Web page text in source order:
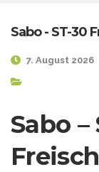
Sabo - ST-30
7. August 2026
Sabo –